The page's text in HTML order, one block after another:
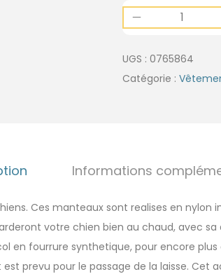
UGS : 0765864
Catégorie :
Informations
Ces manteaux sont realises en nylon
votre chien bien au chaud, avec sa
en fourrure synthetique, pour encore
est prevu pour le passage de la laisse. Cet